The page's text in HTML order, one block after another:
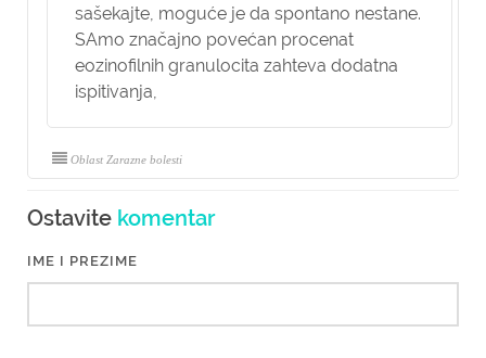
sašekajte, moguće je da spontano nestane.
SAmo značajno povećan procenat
eozinofilnih granulocita zahteva dodatna
ispitivanja,
Oblast Zarazne bolesti
Ostavite komentar
IME I PREZIME